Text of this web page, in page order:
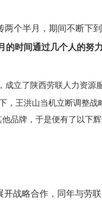
个半月，期间不断下
的时间通过几个人的努
成立了陕西劳联人力资源
，王洪山当机立断调整战
品牌，于是便有了以下辉
战略合作，同年与劳联